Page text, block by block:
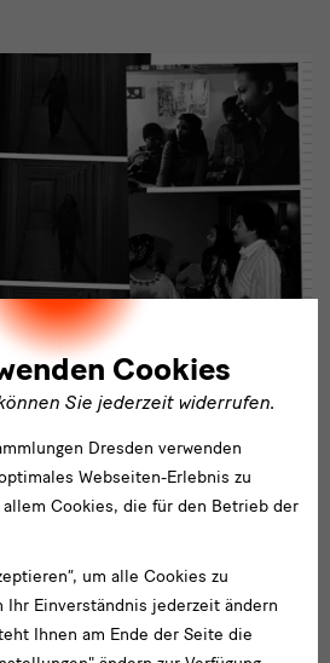
von Chetna Vora
Uhr, Zentralkino
Cookies
Sie jederzeit widerrufen.
Dresden verwenden
Webseiten-Erlebnis zu
Cookies, die für den Betrieb der
um alle Cookies zu
Ihr Einverständnis jederzeit ändern
Ihnen am Ende der Seite die